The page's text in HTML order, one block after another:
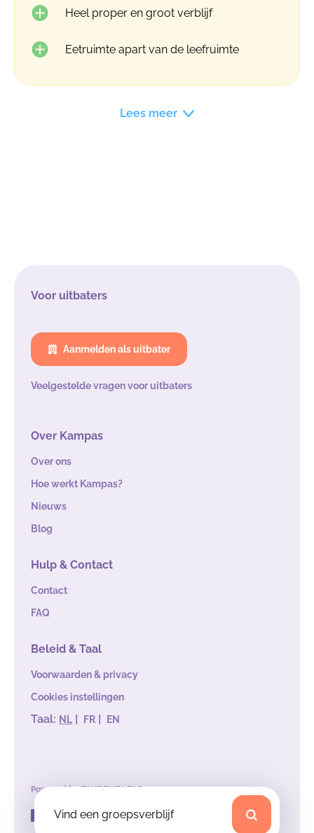
Vind een groepsverblijf
Heel proper en groot verblijf
Eetruimte apart van de leefruimte
Lees meer
Voor uitbaters
Aanmelden als uitbater
Veelgestelde vragen voor uitbaters
Over Kampas
Over ons
Hoe werkt Kampas?
Nieuws
Blog
Hulp & Contact
Contact
FAQ
Beleid & Taal
Voorwaarden & privacy
Cookies instellingen
Taal: NL | FR | EN
Powered byTAKE THE LEAD